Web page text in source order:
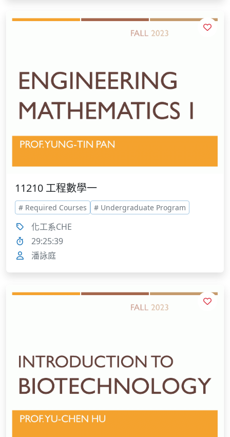
11210 工程數學一
# Required Courses # Undergraduate Program
化工系CHE
29:25:39
潘詠庭